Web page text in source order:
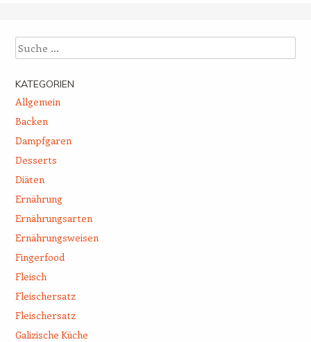
Suche
KATEGORIEN
Allgemein
Backen
Dampfgaren
Desserts
Diäten
Ernährung
Ernährungsarten
Ernährungsweisen
Fingerfood
Fleisch
Fleischersatz
Fleischersatz
Galizische Küche